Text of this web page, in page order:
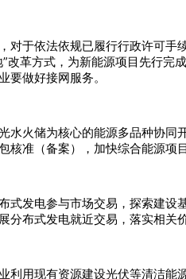
于依法依规已履行行政许可
革方式，为新能源项目先行
做好接网服务。
火储为核心的能源多品种协
准（备案），加快综合能源项
式发电参与市场交易，探索建
布式发电就近交易，落实相关
用现有资源建设光伏等清洁